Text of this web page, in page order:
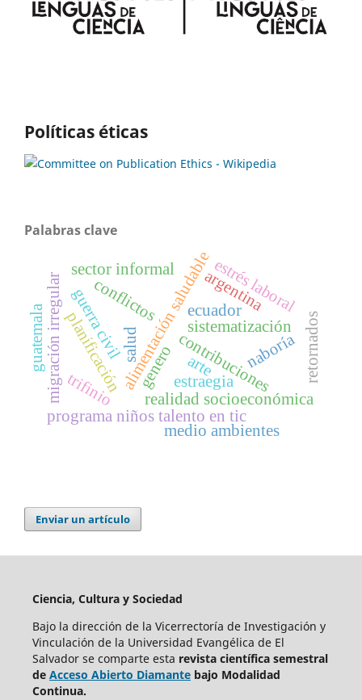
Políticas éticas
Palabras clave
alimentación saludable
realidad socioeconómica
conflictos
contribuciones
sistematización
programa niños talento en tic
argentina
planificación ecuador
retornados
migración irregulartrifinio
sector informal
naboría
estraegia
salud
estrés laboral
medio ambientes
genero arte
guerra civil
guatemala
Enviar un artículo
Ciencia, Cultura y Sociedad
Bajo la dirección de la Vicerrectoría de Investigación y
Vinculación de la Universidad Evangélica de El
Salvador se comparte esta revista científica semestral
de Acceso Abierto Diamantebajo Modalidad
Continua.